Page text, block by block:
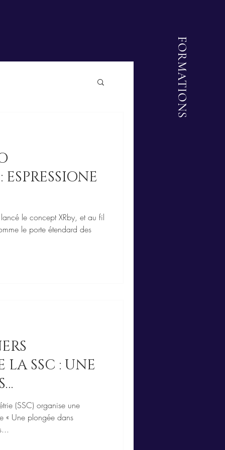
FORMATIONS
le concept XRby, et au fil
le porte étendard des
LA SSC : UNE
(SSC) organise une
« Une plongée dans